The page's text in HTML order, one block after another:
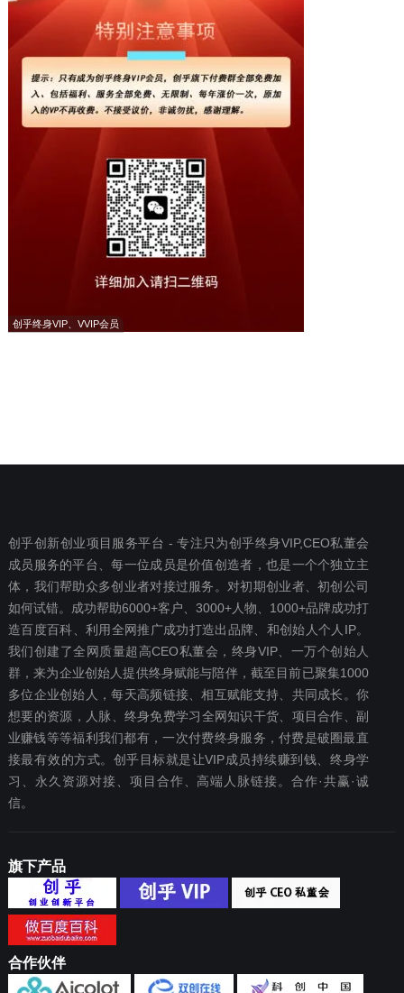
创乎终身VIP、VVIP会员
创乎创新创业项目服务平台 - 专注只为创乎终身VIP,CEO私董会
成员服务的平台、每一位成员是价值创造者，也是一个个独立主
体，我们帮助众多创业者对接过服务。对初期创业者、初创公司
如何试错。成功帮助6000+客户、3000+人物、1000+品牌成功打
造百度百科、利用全网推广成功打造出品牌、和创始人个人IP。
我们创建了全网质量超高CEO私董会，终身VIP、一万个创始人
群，来为企业创始人提供终身赋能与陪伴，截至目前已聚集1000
多位企业创始人，每天高频链接、相互赋能支持、共同成长。你
想要‬的资源，人脉、终身免费学习全网知识干货、项目合作、副
业赚钱等等福利我们都‬有，一次付费终‬身服务，付费是破圈最‬直
接最有效‬的方式。创乎目标就是让VIP成员持续赚到钱、终身学
习、永久资源对接、项目合作、高端人脉链接。合作·共赢·诚
信。
旗下产品
合作伙伴